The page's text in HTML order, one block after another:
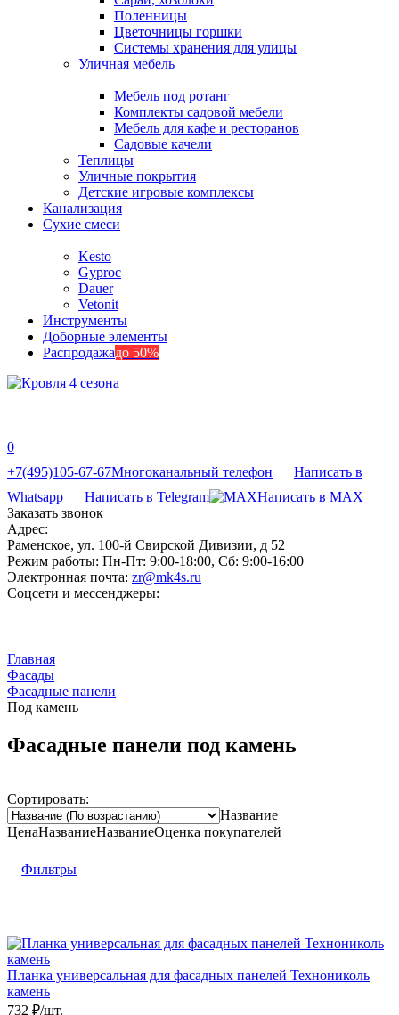
Поленницы
Цветочницы горшки
Системы хранения для улицы
Уличная мебель
Мебель под ротанг
Комплекты садовой мебели
Мебель для кафе и ресторанов
Садовые качели
Теплицы
Уличные покрытия
Детские игровые комплексы
Канализация
Сухие смеси
Kesto
Gyproc
Dauer
Vetonit
Инструменты
Доборные элементы
Распродажадо 50%
0
+7(495)105-67-67Многоканальный телефон
Написать в
Whatsapp
Написать в Telegram
Написать в MAX
Заказать звонок
Адрес:
Раменское, ул. 100-й Свирской Дивизии, д 52
Режим работы: Пн-Пт: 9:00-18:00, Сб: 9:00-16:00
Электронная почта: zr@mk4s.ru
Соцсети и мессенджеры:
Главная
Фасады
Фасадные панели
Под камень
Фасадные панели под камень
Сортировать:
Название
ЦенаНазваниеНазваниеОценка покупателей
Фильтры
Планка универсальная для фасадных панелей Технониколь
камень
732 ₽/шт.